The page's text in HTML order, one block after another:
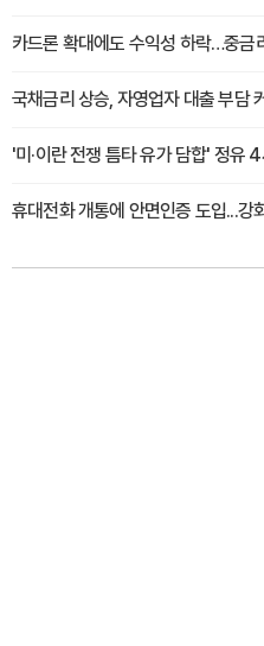
카드론 확대에도 수익성 하락…중금
국채금리 상승, 자영업자 대출 부담
'미·이란 전쟁 틈타 유가 담합' 정유
휴대전화 개통에 안면인증 도입...강